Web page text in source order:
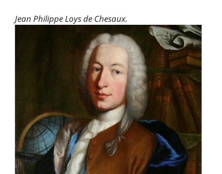
Jean Philippe Loys de Chesaux.